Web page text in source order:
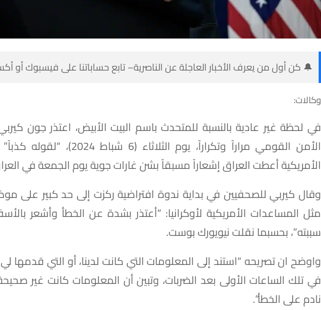
🔔 كن أول من يعرف الأخبار العاجلة عن الناصرية– تابع حساباتنا على فيسبوك أو
وكالات:
في لحظة غير عادية بالنسبة للمتحدث باسم البيت الأبيض، اعتذر جون
الأمن القومي مراراً وتكراراً، يوم الثلاثاء
الأمريكية أعطت العراق إشعاراً مسبقاً بشن غارات جوية يوم الجمعة في
وقال كيربي للصحفيين في بداية ندوة افتراضية ركزت إلى حد كبير على
مثل المساعدات الأمريكية لأوكرانيا: “أعتذر بشدة عن الخطأ وأشعر
سببته”، بحسبما نقلت نيويورك بوست.
واوضح ان تصريحه “استند إلى المعلومات التي كانت لدينا، أو التي قدمها
في تلك الساعات الأولى بعد الضربات، وتبين أن المعلومات كانت غير صحيحة
نادم على الخطأ”.